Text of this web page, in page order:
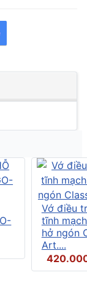
Vớ điều
tĩnh
hở ngón
Art....